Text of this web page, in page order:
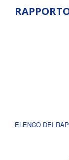
ELENCO DEI